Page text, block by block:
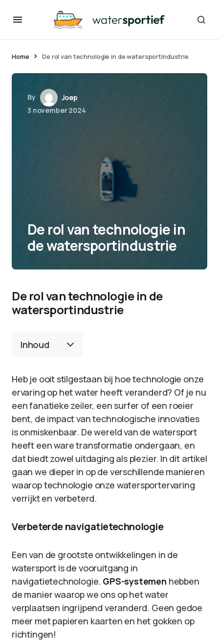
Home De rol van technologie in de watersportindustrie
By
Joep
3 november 2024
De rol van technologie in
de watersportindustrie
De rol van technologie in de
watersportindustrie
Inhoud
Heb je ooit stilgestaan bij hoe technologie onze
ervaring op het water heeft veranderd? Of je nu
een fanatieke zeiler, een surfer of een roeier
bent, de impact van technologische innovaties
is onmiskenbaar. De wereld van de watersport
heeft een ware transformatie ondergaan, en
dat biedt zowel uitdaging als plezier. In dit artikel
gaan we dieper in op de verschillende manieren
waarop technologie onze watersportervaring
verrijkt en verbeterd.
Verbeterde navigatietechnologie
Een van de grootste ontwikkelingen in de
watersport is de vooruitgang in
navigatietechnologie. GPS-systemen hebben
de manier waarop we ons op het water
verplaatsen ingrijpend veranderd. Geen gedoe
meer met papieren kaarten en het gokken op
richtingen!